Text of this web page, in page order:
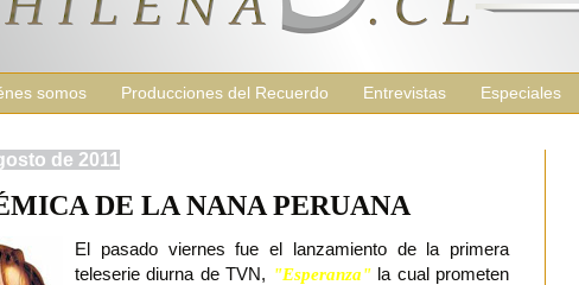
somos Producciones del Recuerdo Entrevistas Especiales
de 2011
DE LA NANA PERUANA
El pasado viernes fue el lanzamiento de la primera
teleserie diurna de TVN, "Esperanza"la cual prometen